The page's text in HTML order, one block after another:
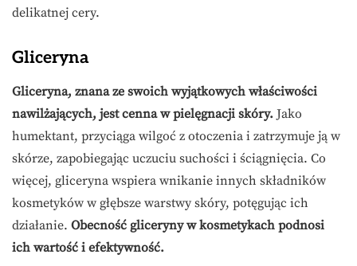
delikatnej cery.
Gliceryna
Gliceryna, znana ze swoich wyjątkowych właściwości
nawilżających, jest cenna w pielęgnacji skóry. Jako
humektant, przyciąga wilgoć z otoczenia i zatrzymuje ją w
skórze, zapobiegając uczuciu suchości i ściągnięcia. Co
więcej, gliceryna wspiera wnikanie innych składników
kosmetyków w głębsze warstwy skóry, potęgując ich
działanie. Obecność gliceryny w kosmetykach podnosi
ich wartość i efektywność.